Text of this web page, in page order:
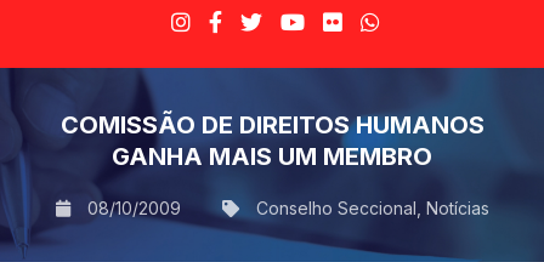
COMISSÃO DE DIREITOS HUMANOS
GANHA MAIS UM MEMBRO
08/10/2009 Conselho Seccional Notícias